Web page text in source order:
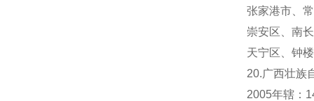
张家港市、
崇安区、南
天宁区
钟
20.广西壮族
2005年辖：